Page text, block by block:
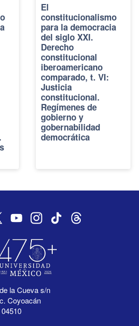
El
constitucionalismo
para la democracia
del siglo XXI.
Derecho
constitucional
iberoamericano
comparado, t. VI:
Justicia
constitucional.
Regímenes de
gobierno y
gobernabilidad
democrática
la Cueva s/n
Coyoacán